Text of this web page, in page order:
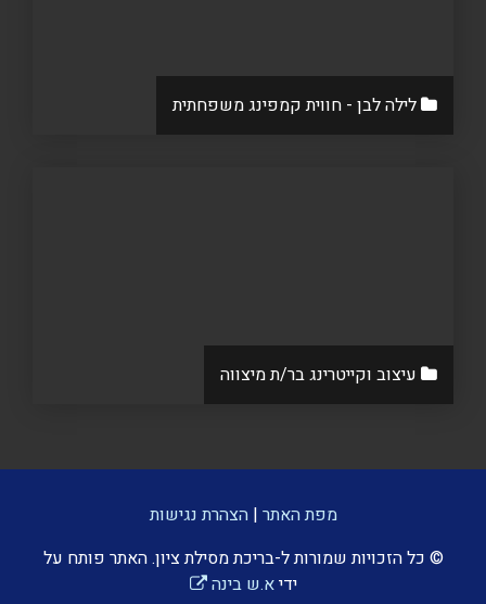
לילה לבן - חווית קמפינג משפחתית
עיצוב וקייטרינג בר/ת מיצווה
מפת האתר |הצהרת נגישות
© כל הזכויות שמורות ל-בריכת מסילת ציון. האתר פותח על
ידיא.ש בינה